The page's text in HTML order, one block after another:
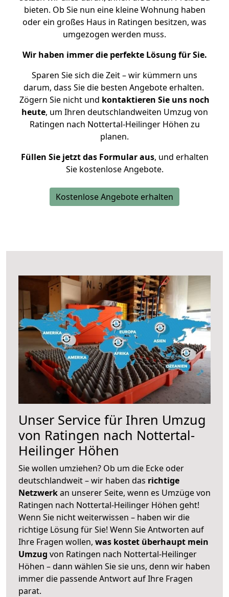
bieten. Ob Sie nun eine kleine Wohnung haben
oder ein großes Haus in Ratingen besitzen, was
umgezogen werden muss.
Wir haben immer die perfekte Lösung für Sie.
Sparen Sie sich die Zeit – wir kümmern uns
darum, dass Sie die besten Angebote erhalten.
Zögern Sie nicht und kontaktieren Sie uns noch
heute, um Ihren deutschlandweiten Umzug von
Ratingen nach Nottertal-Heilinger Höhen zu
planen.
Füllen Sie jetzt das Formular aus, und erhalten
Sie kostenlose Angebote.
Kostenlose Angebote erhalten
Unser Service für Ihren Umzug
von Ratingen nach Nottertal-
Heilinger Höhen
Sie wollen umziehen? Ob um die Ecke oder
deutschlandweit – wir haben das richtige
Netzwerkan unserer Seite, wenn es Umzüge von
Ratingen nach Nottertal-Heilinger Höhen geht!
Wenn Sie nicht weiterwissen – haben wir die
richtige Lösung für Sie! Wenn Sie Antworten auf
Ihre Fragen wollen, was kostet überhaupt mein
Umzug von Ratingen nach Nottertal-Heilinger
Höhen – dann wählen Sie sie uns, denn wir haben
immer die passende Antwort auf Ihre Fragen
parat.